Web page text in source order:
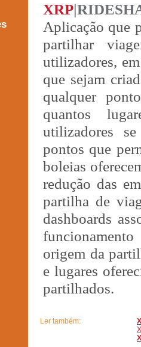
XRP
Aplicação que
partilhar
utilizadores,
que sejam
qualquer
quantos
utilizadores
pontos que
boleias
redução das
partilha de
dashboards
origem da
e lugares
partilhados.
Ler também: